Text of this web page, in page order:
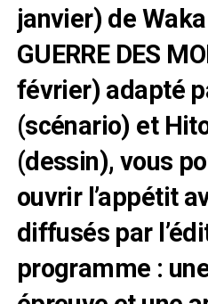
janvier) de
GUERRE DES
février) adapté
(scénario) et
(dessin), vous
ouvrir l’appétit
diffusés par
programme :